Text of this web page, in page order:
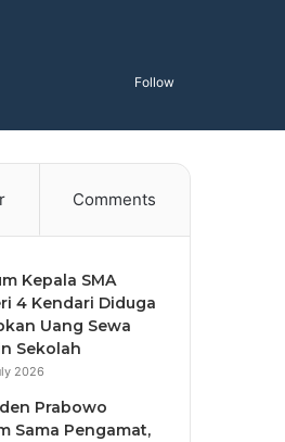
Follow
Comments
Kepala SMA
4 Kendari Diduga
Uang Sewa
Sekolah
2026
Prabowo
Sama Pengamat,